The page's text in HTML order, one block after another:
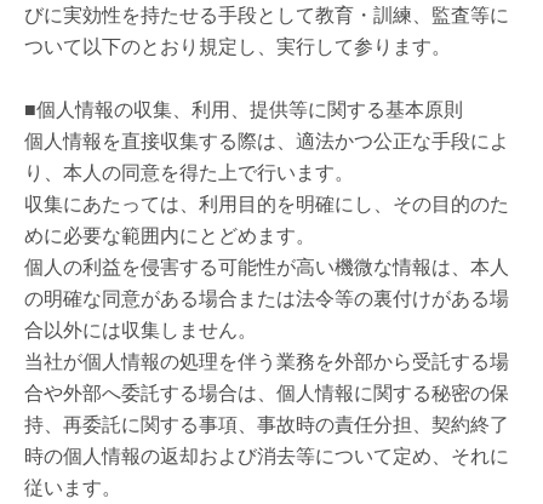
びに実効性を持たせる手段として教育・訓練、監査等に
ついて以下のとおり規定し、実行して参ります。
■個人情報の収集、利用、提供等に関する基本原則
個人情報を直接収集する際は、適法かつ公正な手段によ
り、本人の同意を得た上で行います。
収集にあたっては、利用目的を明確にし、その目的のた
めに必要な範囲内にとどめます。
個人の利益を侵害する可能性が高い機微な情報は、本人
の明確な同意がある場合または法令等の裏付けがある場
合以外には収集しません。
当社が個人情報の処理を伴う業務を外部から受託する場
合や外部へ委託する場合は、個人情報に関する秘密の保
持、再委託に関する事項、事故時の責任分担、契約終了
時の個人情報の返却および消去等について定め、それに
従います。